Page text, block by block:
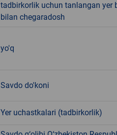
tadbirkorlik uchun tanlangan yer
bilan chegaradosh
yo'q
Savdo do'koni
Yer uchastkalari (tadbirkorlik)